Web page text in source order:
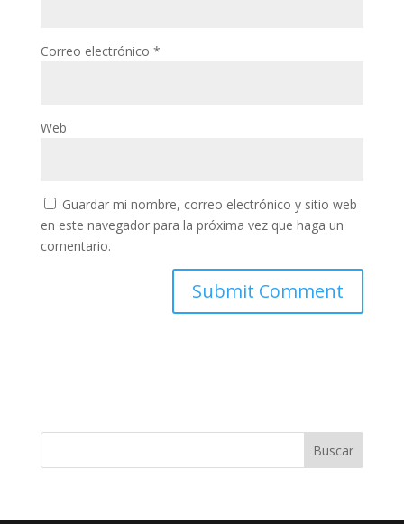
Correo electrónico *
Web
Guardar mi nombre, correo electrónico y sitio web
en este navegador para la próxima vez que haga un
comentario.